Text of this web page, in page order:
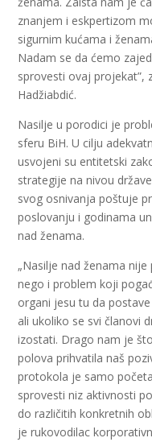
znanjem i eskpertizom
sigurnim kućama i
Nadam se da ćemo
sprovesti ovaj projekat”,
Hadžiabdić.
Nasilje u porodici je
sferu BiH. U cilju
usvojeni su entitetski
strategije na nivou
svog osnivanja poštuje
poslovanju i godinama
nad ženama.
„Nasilje nad ženama
nego i problem koji
organi jesu tu da
ali ukoliko se svi članovi
izostati. Drago nam je
polova prihvatila naš
protokola je samo
sprovesti niz aktivnosti
do različitih konkretnih
je rukovodilac